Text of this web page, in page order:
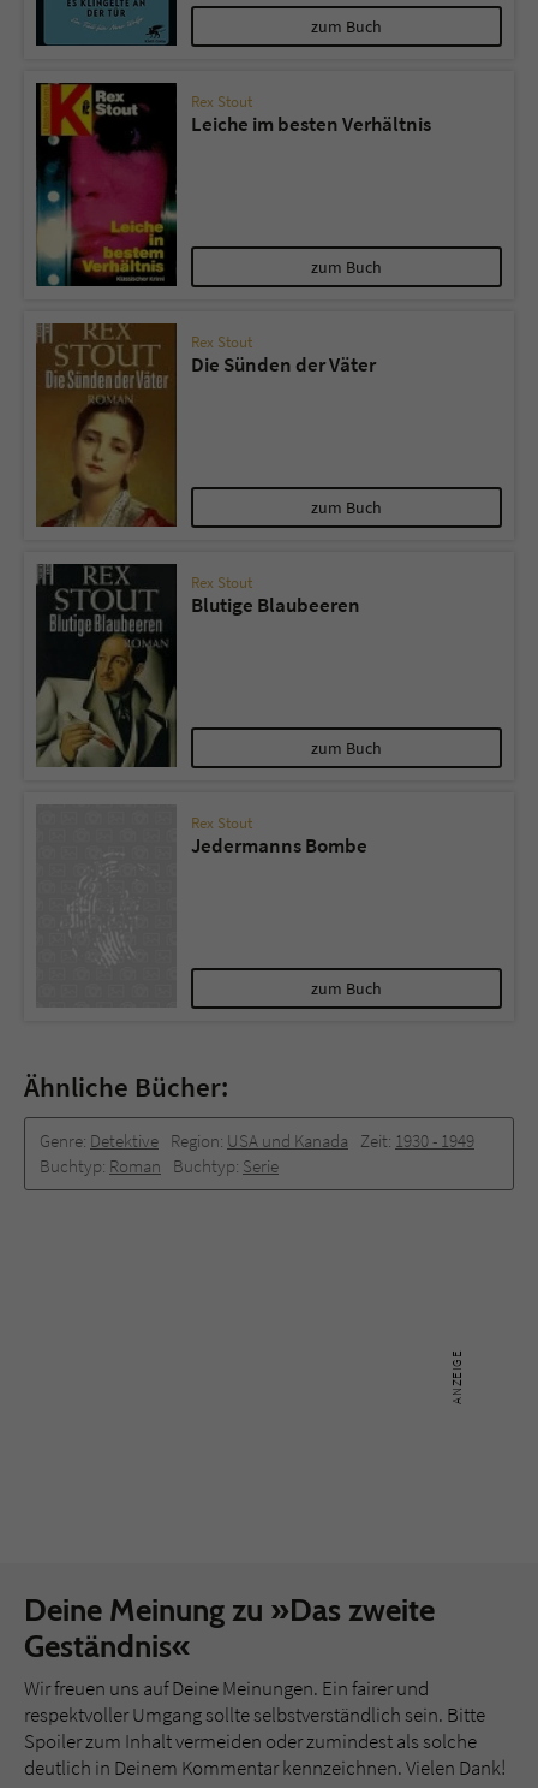
zum Buch
Rex Stout
Leiche im besten Verhältnis
zum Buch
Rex Stout
Die Sünden der Väter
zum Buch
Rex Stout
Blutige Blaubeeren
zum Buch
Rex Stout
Jedermanns Bombe
zum Buch
Ähnliche Bücher:
Genre: Detektive Region: USA und Kanada Zeit: 1930 -­ 1949
Buchtyp: Roman Buchtyp: Serie
Deine Meinung zu »Das zweite
Geständnis«
Wir freuen uns auf Deine Meinungen. Ein fairer und
respektvoller Umgang sollte selbstverständlich sein. Bitte
Spoiler zum Inhalt vermeiden oder zumindest als solche
deutlich in Deinem Kommentar kennzeichnen. Vielen Dank!